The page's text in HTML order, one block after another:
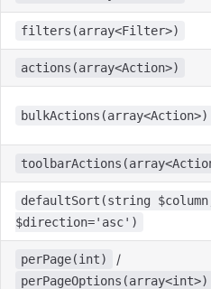
filters(array<Filter>)
actions(array<Action>)
bulkActions(array<Action>)
defaultSort(string
$direction='asc')
perPage(int) /
perPageOptions(array<int>)